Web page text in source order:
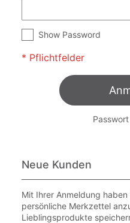
Show Password
Neue Kunden
Mit Ihrer Anmeldung
persönliche Merkzettel
Lieblingsprodukte